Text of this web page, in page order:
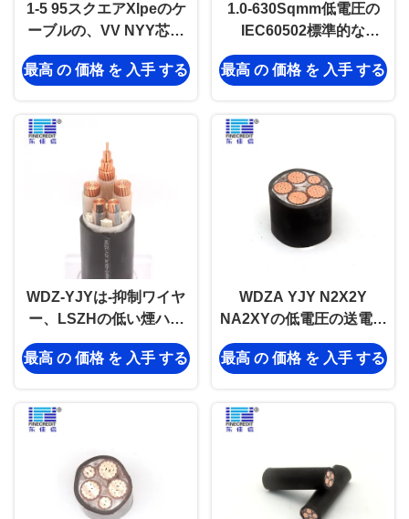
1-5 95スクエアXlpeのケ
ーブルの、VV NYY芯を
取る非装甲ポリ塩化ビニ
ールが銅線を絶縁した
最高 の 価格 を 入手 する
1.0-630Sqmm低電圧の
IEC60502標準的な
YJV/N2XYを送電線
最高 の 価格 を 入手 する
WDZ-YJYは-抑制ワイヤ
ー、LSZHの低い煙ハロ
ゲン自由なケーブルを炎
にあてる
最高 の 価格 を 入手 する
WDZA YJY N2X2Y
NA2XYの低電圧の送電線
の単心の地下の使用
最高 の 価格 を 入手 する